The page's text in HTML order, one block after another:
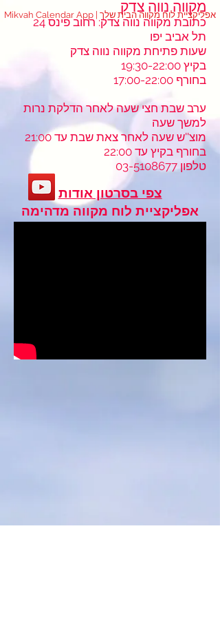
Mikvah Calendar App | אפליקציית לוח מקווה הבית שלך
מקווה נווה צדק
כתובת מקווה נווה צדק: רחוב פינס 24
תל אביב יפו
שעות פתיחת מקווה נווה צדק
בקיץ 19:30-22:00
בחורף 17:00-22:00
ערב שבת חצי שעה לאחר הדלקת נרות
למשך שעה
מוצ''ש שעה לאחר צאת שבת עד 21:00
בחורף בקיץ עד 22:00
טלפון03-5108677
צפי בסרטון אודות
אפליקציית לוח מקווה מדהימה